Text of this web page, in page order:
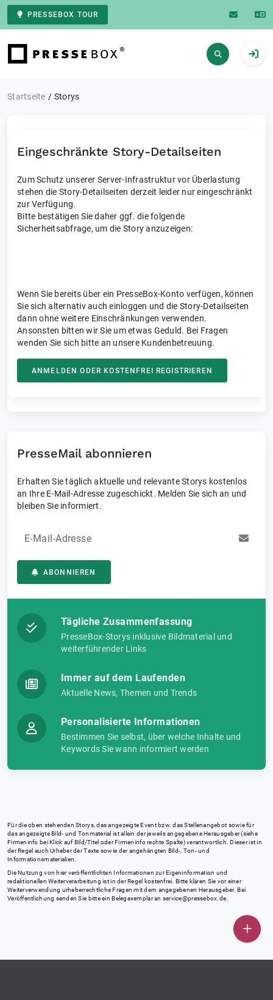
PRESSEBOX TOUR
Zur Startseite
Startseite Storys
Eingeschränkte Story-Detailseiten
Zum Schutz unserer Server-Infrastruktur vor Überlastung
stehen die Story-Detailseiten derzeit leider nur eingeschränkt
zur Verfügung.
Bitte bestätigen Sie daher ggf. die folgende
Sicherheitsabfrage, um die Story anzuzeigen:
Wenn Sie bereits über ein PresseBox-Konto verfügen, können
Sie sich alternativ auch einloggen und die Story-Detailseiten
dann ohne weitere Einschränkungen verwenden.
Ansonsten bitten wir Sie um etwas Geduld. Bei Fragen
wenden Sie sich bitte an unsere Kundenbetreuung.
ANMELDEN ODER KOSTENFREI REGISTRIEREN
PresseMail abonnieren
Erhalten Sie täglich aktuelle und relevante Storys kostenlos
an Ihre E-Mail-Adresse zugeschickt. Melden Sie sich an und
bleiben Sie informiert.
E-Mail-Adresse
ABONNIEREN
Tägliche Zusammenfassung
PresseBox-Storys inklusive Bildmaterial und
weiterführender Links
Immer auf dem Laufenden
Aktuelle News, Themen und Trends
Personalisierte Informationen
Bestimmen Sie selbst, über welche Inhalte und
Keywords Sie wann informiert werden
Für die oben stehenden Storys, das angezeigte Event bzw. das Stellenangebot sowie für
das angezeigte Bild- und Tonmaterial ist allein der jeweils angegebene Herausgeber (siehe
Firmeninfo bei Klick auf Bild/Titel oder Firmeninfo rechte Spalte) verantwortlich. Dieser ist in
der Regel auch Urheber der Texte sowie der angehängten Bild-, Ton- und
Informationsmaterialien.
Die Nutzung von hier veröffentlichten Informationen zur Eigeninformation und
redaktionellen Weiterverarbeitung ist in der Regel kostenfrei. Bitte klären Sie vor einer
Weiterverwendung urheberrechtliche Fragen mit dem angegebenen Herausgeber. Bei
Veröffentlichung senden Sie bitte ein Belegexemplar an service@pressebox.de